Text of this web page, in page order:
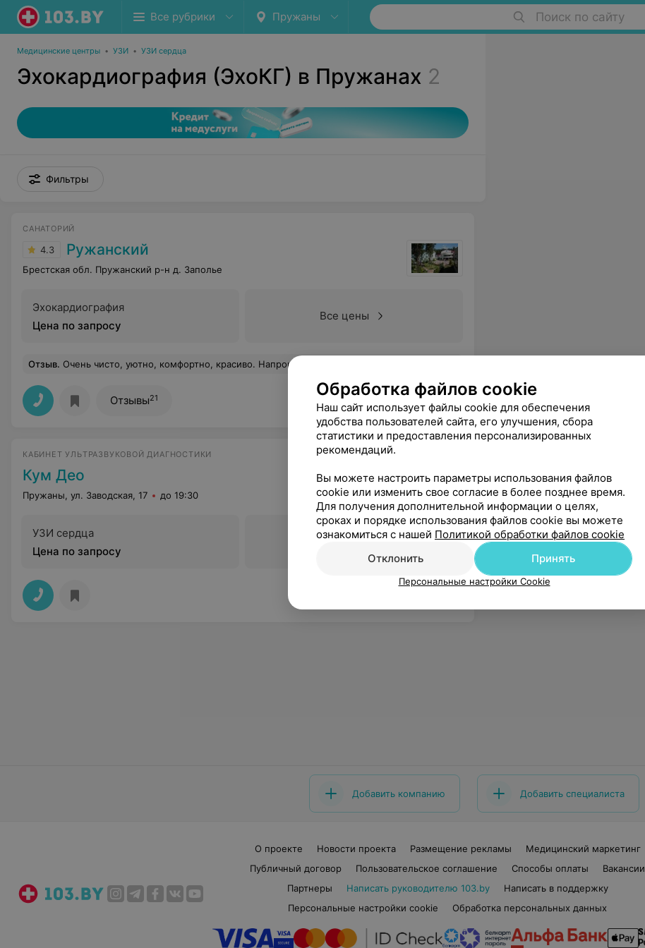
Все рубрики Пружаны Поиск по сайту
Медицинские центры • УЗИ • УЗИ сердца
Эхокардиография (ЭхоКГ) в Пружанах 2
Фильтры
САНАТОРИЙ
4.3 Ружанский
Брестская обл. Пружанский р-н д. Заполье
Эхокардиография
Цена по запросу
Все цены
Отзыв. Очень чисто, уютно, комфортно, красиво. Напрокат можно взять коньки, лыжи, самокат, велосипед, лодку,ракетки для тенниса и тд. Бассейн взрослый, детский с видом на лес, тренажерка, сауна, баня. Место для рыбалки и шашлыка - чистое и с беседками на случай дождя. Детские площадки. Богатый ассортимент процедур. Огромная территория с множеством цветов, туй, сосен.
Отзывы21
КАБИНЕТ УЛЬТРАЗВУКОВОЙ ДИАГНОСТИКИ
Кум Део
Пружаны, ул. Заводская, 17 до 19:30
УЗИ сердца
Цена по запросу
Все цены
Добавить компанию Добавить специалиста
О проекте Новости проекта Размещение рекламы
Медицинский маркетинг
Публичный договор
Пользовательское соглашение Способы оплаты
Вакансии
Партнеры
Написать руководителю 103.by
Написать в поддержку
Персональные настройки cookie
Обработка персональных данных
Обработка файлов cookie
Наш сайт использует файлы cookie для обеспечения
удобства пользователей сайта, его улучшения, сбора
статистики и предоставления персонализированных
рекомендаций.
Вы можете настроить параметры использования файлов
cookie или изменить свое согласие в более позднее время.
Для получения дополнительной информации о целях,
сроках и порядке использования файлов cookie вы можете
ознакомиться с нашей Политикой обработки файлов cookie
Отклонить
Принять
Персональные настройки Cookie